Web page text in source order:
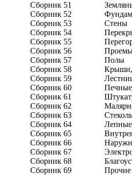
Сборник 51
Сборник 52
Сборник 53
Стены
Сборник 54
Сборник 55
Сборник 56
Сборник 57
Полы
Сборник 58
Крыши,
Сборник 59
Сборник 60
Сборник 61
Сборник 62
Сборник 63
Сборник 64
Сборник 65
Сборник 66
Сборник 67
Сборник 68
Сборник 69
Прочие